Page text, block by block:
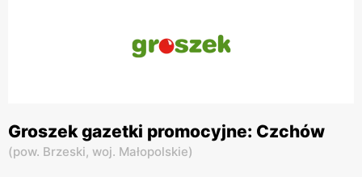
Groszek gazetki promocyjne: Czchów
(pow. Brzeski, woj. Małopolskie)